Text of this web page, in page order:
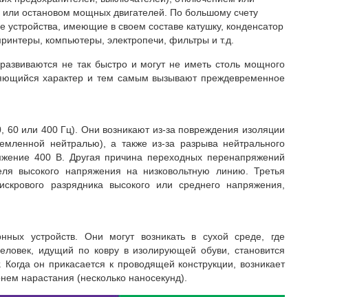
остановом мощных двигателей. По большому счету
имеющие в своем составе катушку, конденсатор
компьютеры, электропечи, фильтры и т.д.
не так быстро и могут не иметь столь мощного
характер и тем самым вызывают преждевременное
60 или 400 Гц). Они возникают из-за повреждения изоляции
нейтралью), а также из-за разрыва нейтрального
400 В. Другая причина переходных перенапряжений
высокого напряжения на низковольтную линию. Третья
разрядника высокого или среднего напряжения,
устройств. Они могут возникать в сухой среде, где
идущий по ковру в изолирующей обуви, становится
он прикасается к проводящей конструкции, возникает
нарастания (несколько наносекунд).